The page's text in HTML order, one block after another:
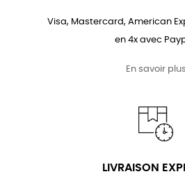
Visa, Mastercard, American
en 4x avec
En savoir plus
LIVRAISON